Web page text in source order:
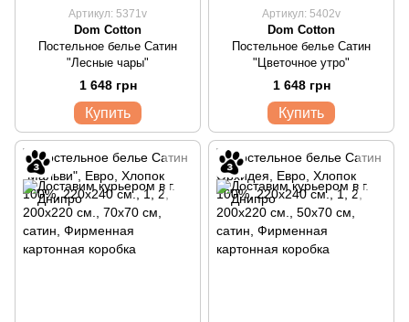
Артикул: 5371v
Dom Cotton
Постельное белье Сатин
"Лесные чары"
1 648 грн
Купить
Артикул: 5402v
Dom Cotton
Постельное белье Сатин
"Цветочное утро"
1 648 грн
Купить